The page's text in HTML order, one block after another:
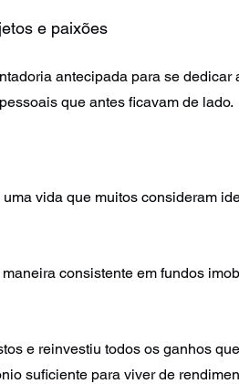
e paixões
antecipada para se
que antes ficavam de lado.
vida que muitos consideram
consistente em fundos
e reinvestiu todos os ganhos
suficiente para viver de